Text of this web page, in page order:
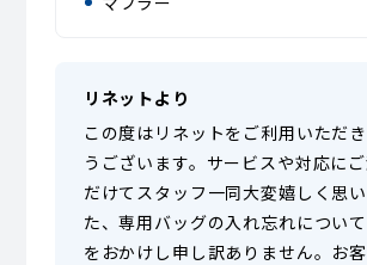
リネットより
この度はリネットをご利用いただ
うございます。サービスや対応に
だけてスタッフ一同大変嬉しく思
た、専用バッグの入れ忘れについ
をおかけし申し訳ありません。お